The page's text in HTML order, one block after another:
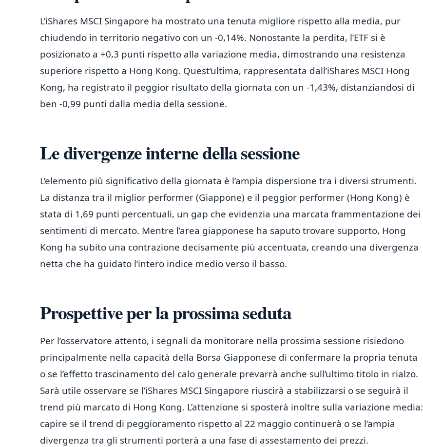
L’iShares MSCI Singapore ha mostrato una tenuta migliore rispetto alla media, pur
chiudendo in territorio negativo con un -0,14%. Nonostante la perdita, l’ETF si è
posizionato a +0,3 punti rispetto alla variazione media, dimostrando una resistenza
superiore rispetto a Hong Kong. Quest’ultima, rappresentata dall’iShares MSCI Hong
Kong, ha registrato il peggior risultato della giornata con un -1,43%, distanziandosi di
ben -0,99 punti dalla media della sessione.
Le divergenze interne della sessione
L’elemento più significativo della giornata è l’ampia dispersione tra i diversi strumenti.
La distanza tra il miglior performer (Giappone) e il peggior performer (Hong Kong) è
stata di 1,69 punti percentuali, un gap che evidenzia una marcata frammentazione dei
sentimenti di mercato. Mentre l’area giapponese ha saputo trovare supporto, Hong
Kong ha subito una contrazione decisamente più accentuata, creando una divergenza
netta che ha guidato l’intero indice medio verso il basso.
Prospettive per la prossima seduta
Per l’osservatore attento, i segnali da monitorare nella prossima sessione risiedono
principalmente nella capacità della Borsa Giapponese di confermare la propria tenuta
o se l’effetto trascinamento del calo generale prevarrà anche sull’ultimo titolo in rialzo.
Sarà utile osservare se l’iShares MSCI Singapore riuscirà a stabilizzarsi o se seguirà il
trend più marcato di Hong Kong. L’attenzione si sposterà inoltre sulla variazione media:
capire se il trend di peggioramento rispetto al 22 maggio continuerà o se l’ampia
divergenza tra gli strumenti porterà a una fase di assestamento dei prezzi.